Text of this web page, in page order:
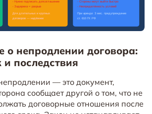
о непродлении договора:
последствия
— это документ,
сообщает другой о том, что не
договорные отношения после